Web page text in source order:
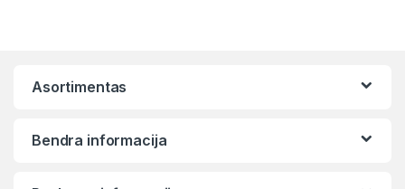
Asortimentas
Bendra informacija